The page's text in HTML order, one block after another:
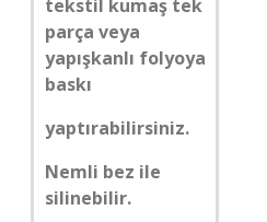
tekstil kumaş tek
parça veya
yapışkanlı folyoya
baskı
yaptırabilirsiniz.
Nemli bez ile
silinebilir.